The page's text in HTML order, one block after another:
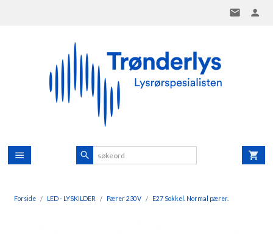
Forside LED - LYSKILDER Pærer 230V E27 Sokkel. Normal pærer.